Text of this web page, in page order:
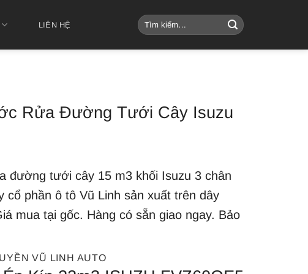
LIÊN HỆ
Tìm
kiếm:
Rửa Đường Tưới Cây Isuzu
đường tưới cây 15 m3 khối Isuzu 3 chân
cổ phần ô tô Vũ Linh sản xuất trên dây
mua tại gốc. Hàng có sẵn giao ngay. Bảo
VŨ LINH AUTO